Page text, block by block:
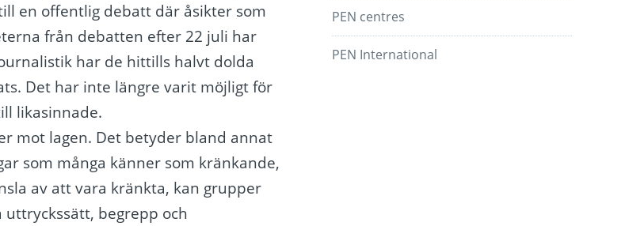
en offentlig debatt där åsikter som
från debatten efter 22 juli har
har de hittills halvt dolda
Det har inte längre varit möjligt för
likasinnade.
mot lagen. Det betyder bland annat
som många känner som kränkande,
av att vara kränkta, kan grupper
begrepp och
PEN centres
PEN International